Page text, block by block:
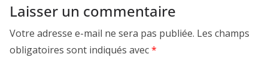
Laisser un commentaire
Votre adresse e-mail ne sera pas publiée. Les champs
obligatoires sont indiqués avec*